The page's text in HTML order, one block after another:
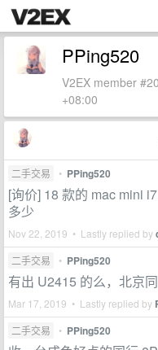
PPing520
V2EX member
+08:00
二手交易 • PPing520
[询价] 18 款的 mac mini
多少
Nov 22, 2019 • Lastly replied by
二手交易 • PPing520
有出 U2415 的么，北京
Mar 17, 2019 • Lastly replied by
二手交易 • PPing520